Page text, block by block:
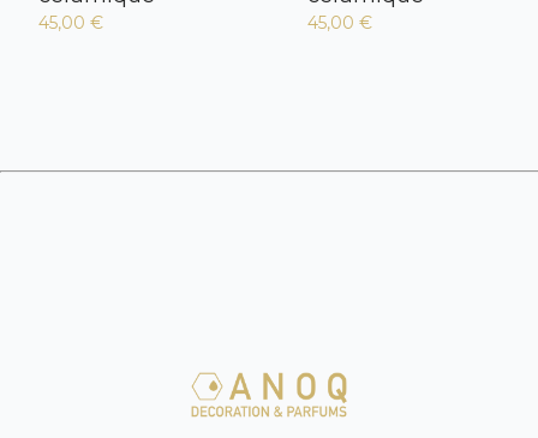
45,00 € 45,00 €